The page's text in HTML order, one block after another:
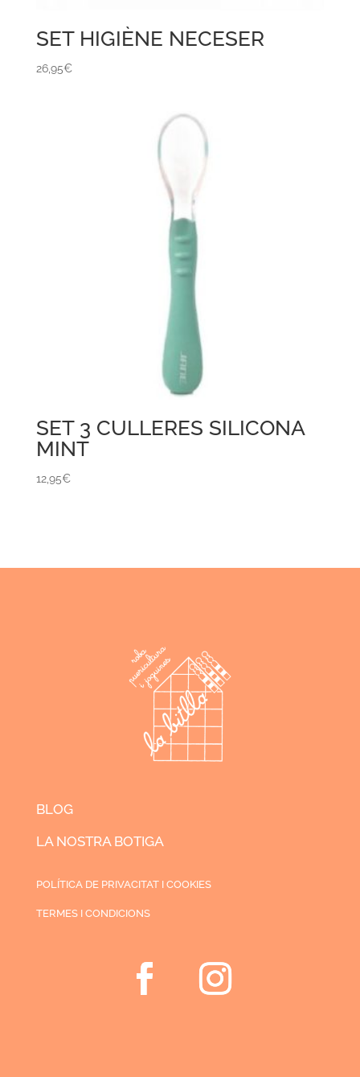
SET HIGIÈNE NECESER
26,95€
SET 3 CULLERES SILICONA
MINT
12,95€
BLOG
LA NOSTRA BOTIGA
POLÍTICA DE PRIVACITAT I COOKIES
TERMES I CONDICIONS